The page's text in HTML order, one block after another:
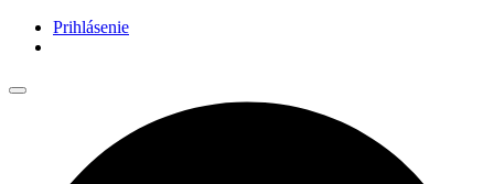
Prihlásenie